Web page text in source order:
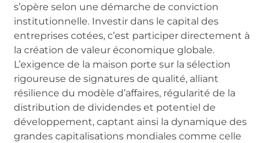
s’opère selon une démarche de conviction
institutionnelle. Investir dans le capital des
entreprises cotées, c’est participer directement à
la création de valeur économique globale.
L’exigence de la maison porte sur la sélection
rigoureuse de signatures de qualité, alliant
résilience du modèle d’affaires, régularité de la
distribution de dividendes et potentiel de
développement, captant ainsi la dynamique des
grandes capitalisations mondiales comme celle